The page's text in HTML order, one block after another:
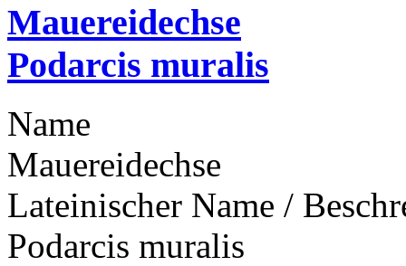
Mauereidechse
Podarcis muralis
Name
Mauereidechse
Lateinischer Name /
Podarcis muralis